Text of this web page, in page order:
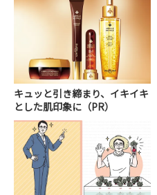
キュッと引き締まり、イキイキ
とした肌印象に（PR）